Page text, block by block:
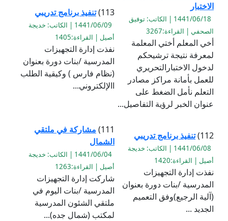
الاختبار
1441/06/18 | الكاتب: توفيق
الصحفي | القراءة:3267
أخي المعلم أختي المعلمة
لمعرفة نتيجة ترشيحكم
لدخول الاختبارالتحريري
للعمل بأمانة مراكز مصادر
التعلم نأمل الضغط على
عنوان الخبر لرؤية التفاصيل...
113) تنفيذ برنامج تدريبي
1441/06/09 | الكاتب: خديجة
أصيل | القراءة:1405
نفذت إدارة التجهيزات
المدرسية /بنات دورة بعنوان
(نظام فارس ) وكيقية الطلب
االإلكتروني...
112) تنفيذ برنامج تدريبي
1441/06/08 | الكاتب: خديجة
أصيل | القراءة:1420
نفذت إدارة التجهيزات
المدرسية /بنات دورة بعنوان
(آلية الرجيع)وفق التعميم
الجديد ...
111) مشاركة في ملتقي
الشمال
1441/06/04 | الكاتب: خديجة
أصيل | القراءة:1263
شاركت إدارة التجهيزات
المدرسية /بنات اليوم في
ملتقي الشئون المدرسية
لمكتب (شمال جده)...